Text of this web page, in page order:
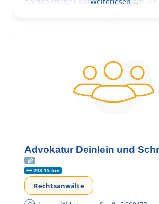
Advokatur Deinlein und
293.15 km
Rechtsanwälte